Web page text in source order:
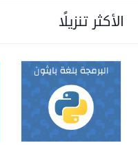
الأكثر تنزيلًا